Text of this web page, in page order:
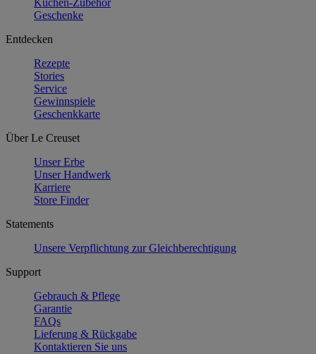
Küchen-Zubehör
Geschenke
Entdecken
Rezepte
Stories
Service
Gewinnspiele
Geschenkkarte
Über Le Creuset
Unser Erbe
Unser Handwerk
Karriere
Store Finder
Statements
Unsere Verpflichtung zur Gleichberechtigung
Support
Gebrauch & Pflege
Garantie
FAQs
Lieferung & Rückgabe
Kontaktieren Sie uns